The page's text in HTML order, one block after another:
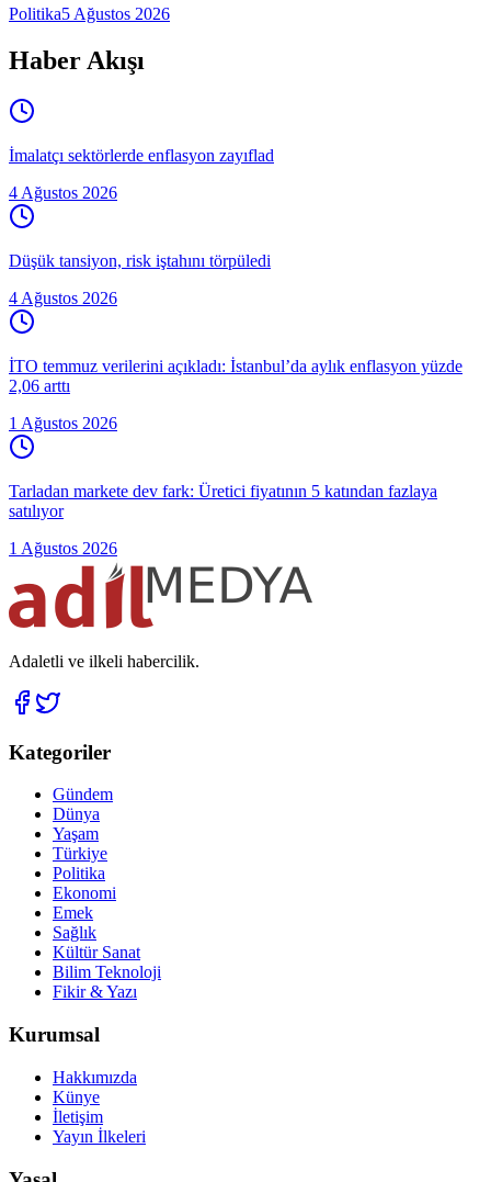
Politika5 Ağustos 2026
Haber Akışı
İmalatçı sektörlerde enflasyon zayıflad
4 Ağustos 2026
Düşük tansiyon, risk iştahını törpüledi
4 Ağustos 2026
İTO temmuz verilerini açıkladı: İstanbul’da aylık enflasyon yüzde
2,06 arttı
1 Ağustos 2026
Tarladan markete dev fark: Üretici fiyatının 5 katından fazlaya
satılıyor
1 Ağustos 2026
Adaletli ve ilkeli habercilik.
Kategoriler
Gündem
Dünya
Yaşam
Türkiye
Politika
Ekonomi
Emek
Sağlık
Kültür Sanat
Bilim Teknoloji
Fikir & Yazı
Kurumsal
Hakkımızda
Künye
İletişim
Yayın İlkeleri